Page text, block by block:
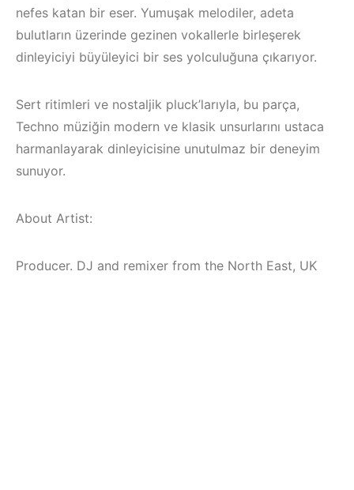
nefes katan bir eser. Yumuşak melodiler, adeta
bulutların üzerinde gezinen vokallerle birleşerek
dinleyiciyi büyüleyici bir ses yolculuğuna çıkarıyor.
Sert ritimleri ve nostaljik pluck’larıyla, bu parça,
Techno müziğin modern ve klasik unsurlarını ustaca
harmanlayarak dinleyicisine unutulmaz bir deneyim
sunuyor.
About Artist:
Producer. DJ and remixer from the North East, UK